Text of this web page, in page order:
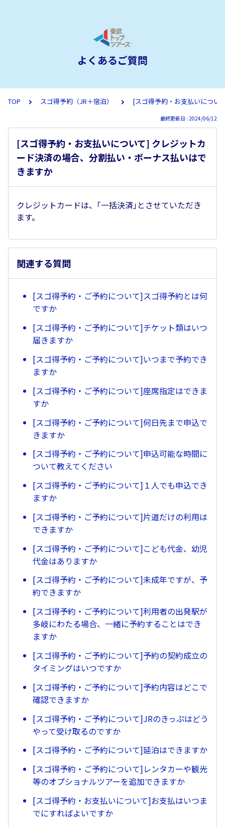
よくあるご質問
TOP スゴ得予約（JR＋宿泊） [スゴ得予約・お支払いについ
最終更新日 : 2024/06/12
[スゴ得予約・お支払いについて] クレジットカ
ード決済の場合、分割払い・ボーナス払いはで
きますか
クレジットカードは、｢一括決済｣とさせていただき
ます。
関連する質問
[スゴ得予約・ご予約について]スゴ得予約とは何
ですか
[スゴ得予約・ご予約について]チケット類はいつ
届きますか
[スゴ得予約・ご予約について]いつまで予約でき
ますか
[スゴ得予約・ご予約について]座席指定はできま
すか
[スゴ得予約・ご予約について]何日先まで申込で
きますか
[スゴ得予約・ご予約について]申込可能な時間に
ついて教えてください
[スゴ得予約・ご予約について]１人でも申込でき
ますか
[スゴ得予約・ご予約について]片道だけの利用は
できますか
[スゴ得予約・ご予約について]こども代金、幼児
代金はありますか
[スゴ得予約・ご予約について]未成年ですが、予
約できますか
[スゴ得予約・ご予約について]利用者の出発駅が
多岐にわたる場合、一緒に予約することはでき
ますか
[スゴ得予約・ご予約について]予約の契約成立の
タイミングはいつですか
[スゴ得予約・ご予約について]予約内容はどこで
確認できますか
[スゴ得予約・ご予約について]JRのきっぷはどう
やって受け取るのですか
[スゴ得予約・ご予約について]延泊はできますか
[スゴ得予約・ご予約について]レンタカーや観光
等のオプショナルツアーを追加できますか
[スゴ得予約・お支払いについて]お支払はいつま
でにすればよいですか